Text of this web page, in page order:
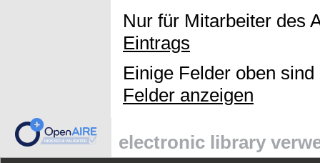
Nur für Mitarbeiter des
Eintrags
Einige Felder oben
Felder anzeigen
electronic library